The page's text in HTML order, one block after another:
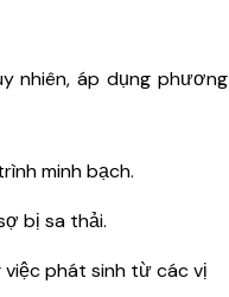
nhiên, áp dụng phương
minh bạch.
bị sa thải.
việc phát sinh từ các vị